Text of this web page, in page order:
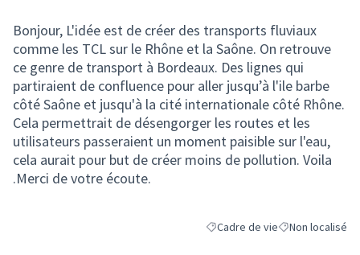
Bonjour, L'idée est de créer des transports fluviaux
comme les TCL sur le Rhône et la Saône. On retrouve
ce genre de transport à Bordeaux. Des lignes qui
partiraient de confluence pour aller jusqu’à l'ile barbe
côté Saône et jusqu'à la cité internationale côté Rhône.
Cela permettrait de désengorger les routes et les
utilisateurs passeraient un moment paisible sur l'eau,
cela aurait pour but de créer moins de pollution. Voila
.Merci de votre écoute.
Filtrer les résultats de la
Cadre de vieFiltrer les
Non localisé